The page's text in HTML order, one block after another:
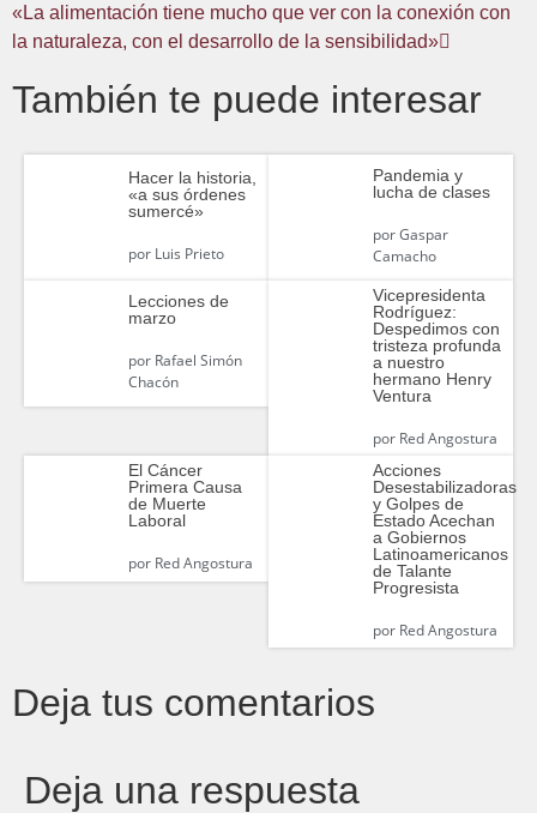
«La alimentación tiene mucho que ver con la conexión con
la naturaleza, con el desarrollo de la sensibilidad»
También te puede interesar
Hacer la historia,
«a sus órdenes
sumercé»
porLuis Prieto
Pandemia y
lucha de clases
porGaspar
Camacho
Lecciones de
marzo
porRafael Simón
Chacón
Vicepresidenta
Rodríguez:
Despedimos con
tristeza profunda
a nuestro
hermano Henry
Ventura
porRed Angostura
El Cáncer
Primera Causa
de Muerte
Laboral
porRed Angostura
Acciones
Desestabilizadoras
y Golpes de
Estado Acechan
a Gobiernos
Latinoamericanos
de Talante
Progresista
porRed Angostura
Deja tus comentarios
Deja una respuesta